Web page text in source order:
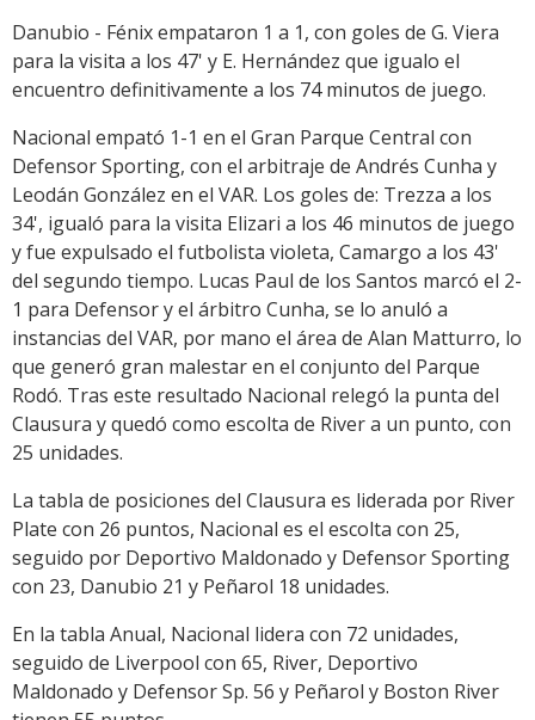
Danubio - Fénixempataron 1 a 1, con goles de G. Viera
para la visita a los 47' y E. Hernández que igualo el
encuentro definitivamente a los 74 minutos de juego.
Nacional empató 1-1 en el Gran Parque Central con
Defensor Sporting, con el arbitraje de Andrés Cunha y
Leodán González en el VAR. Los goles de: Trezza a los
34', igualó para la visita Elizari a los 46 minutos de juego
y fue expulsado el futbolista violeta, Camargo a los 43'
del segundo tiempo. Lucas Paul de los Santos marcó el 2-
1 para Defensor y el árbitro Cunha, se lo anuló a
instancias del VAR, por mano el área de Alan Matturro, lo
que generó gran malestar en el conjunto del Parque
Rodó. Tras este resultado Nacional relegó la punta del
Clausura y quedó como escolta de River a un punto, con
25 unidades.
La tabla de posiciones del Clausura es liderada por River
Plate con 26 puntos, Nacional es el escolta con 25,
seguido por Deportivo Maldonado y Defensor Sporting
con 23, Danubio 21 y Peñarol 18 unidades.
En la tabla Anual, Nacional lidera con 72 unidades,
seguido de Liverpool con 65, River, Deportivo
Maldonado y Defensor Sp. 56 y Peñarol y Boston River